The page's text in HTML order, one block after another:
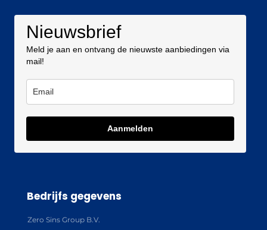
Nieuwsbrief
Meld je aan en ontvang de nieuwste aanbiedingen via
mail!
Aanmelden
Bedrijfs gegevens
Zero Sins Group B.V.